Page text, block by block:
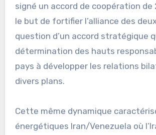
signé un accord de coopération de
le but de fortifier l’alliance des
question d’un accord stratégique
détermination des hauts
pays à développer les relations
divers plans.
Cette même dynamique
énergétiques Iran/Venezuela où